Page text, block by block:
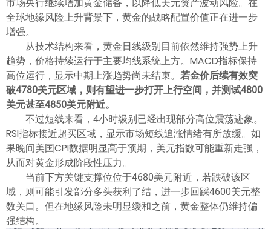
市场央行继续增加黄金储备，以降低美元资产波动风险。在
全球地缘风险上升背景下，黄金的战略配置价值正在进一步
增强。
从技术结构来看，黄金日线级别目前依然维持强势上升
趋势，价格持续运行于主要均线系统上方。MACD指标保持
高位运行，显示中期上涨趋势尚未结束。 若金价后续有效突
破4780美元区域，则有望进一步打开上行空间，并测试4800
美元甚至4850美元附近。
不过短线来看，4小时级别已经出现部分高位震荡迹象。
RSI指标接近超买区域，显示市场短线追涨情绪有所放缓。如
果晚间美国CPI数据明显高于预期，美元指数可能重新走强，
从而对黄金形成阶段性压力。
当前下方关键支撑位位于4680美元附近，若跌破该区
域，则可能引发部分多头获利了结，进一步回踩4600美元整
数关口。但在地缘风险未明显缓和之前，黄金整体仍维持偏
强结构。